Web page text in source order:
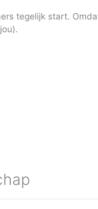
tegelijk start.